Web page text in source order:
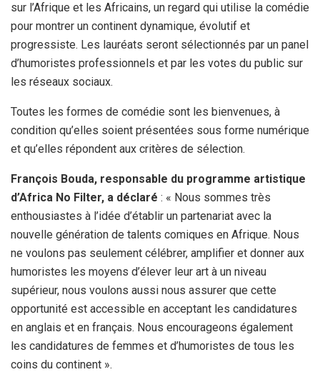
sur l’Afrique et les Africains, un regard qui utilise la comédie
pour montrer un continent dynamique, évolutif et
progressiste. Les lauréats seront sélectionnés par un panel
d’humoristes professionnels et par les votes du public sur
les réseaux sociaux.
Toutes les formes de comédie sont les bienvenues, à
condition qu’elles soient présentées sous forme numérique
et qu’elles répondent aux critères de sélection.
François Bouda, responsable du programme artistique
d’Africa No Filter, a déclaré : « Nous sommes très
enthousiastes à l’idée d’établir un partenariat avec la
nouvelle génération de talents comiques en Afrique. Nous
ne voulons pas seulement célébrer, amplifier et donner aux
humoristes les moyens d’élever leur art à un niveau
supérieur, nous voulons aussi nous assurer que cette
opportunité est accessible en acceptant les candidatures
en anglais et en français. Nous encourageons également
les candidatures de femmes et d’humoristes de tous les
coins du continent ».